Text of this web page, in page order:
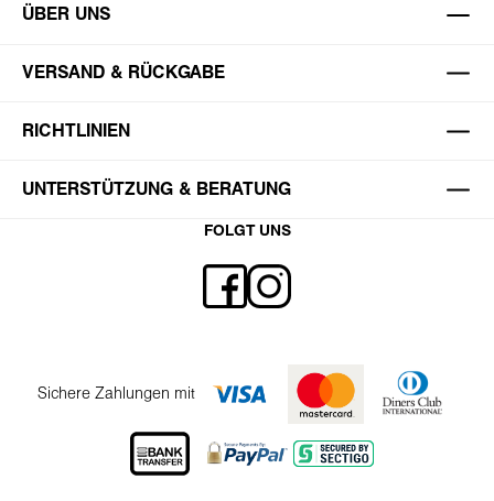
ÜBER UNS
VERSAND & RÜCKGABE
RICHTLINIEN
UNTERSTÜTZUNG & BERATUNG
FOLGT UNS
Sichere Zahlungen mit